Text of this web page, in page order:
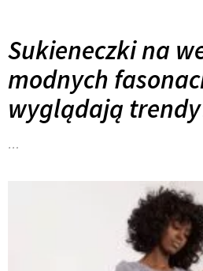
Sukieneczki na
modnych
wyglądają
…